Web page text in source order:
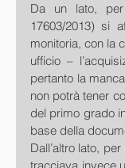
Da un lato, per
17603/2013) si
monitoria, con la
ufficio –
pertanto la
non potrà tener
del primo grado
base della
Dall’altro lato,